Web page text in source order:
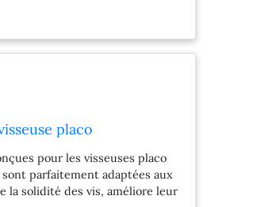
max. 13 mm •
2,0 kg • Poids de l'outil avec
batterie (Ni-CD / NI-
placo
pour les visseuses placo
parfaitement adaptées aux
la solidité des vis, améliore leur